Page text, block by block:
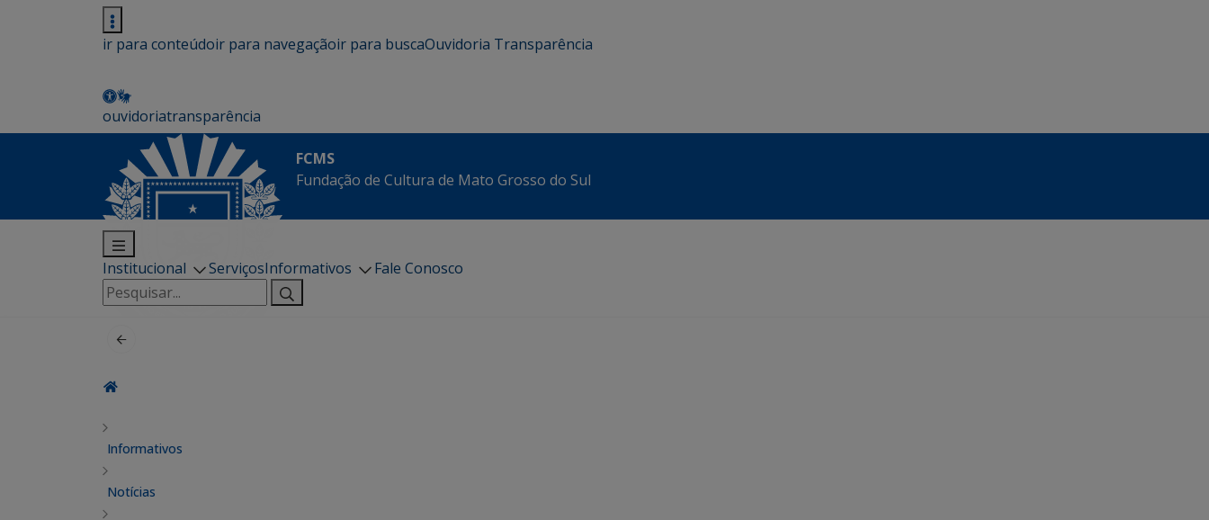
ir para conteúdoir para navegaçãoir para buscaOuvidoria Transparência
ouvidoriatransparência
FCMS
Fundação de Cultura de Mato Grosso do Sul
Institucional ServiçosInformativos
Fale Conosco
Pesquisar
por:
Informativos
Notícias